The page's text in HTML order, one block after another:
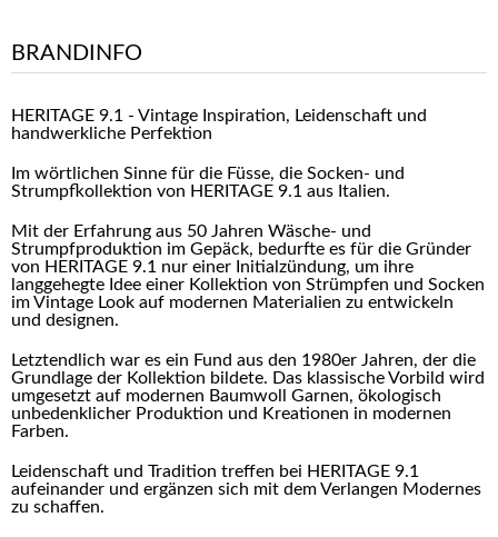
BRANDINFO
HERITAGE 9.1 - Vintage Inspiration, Leidenschaft und
handwerkliche Perfektion
Im wörtlichen Sinne für die Füsse, die Socken- und
Strumpfkollektion von HERITAGE 9.1 aus Italien.
Mit der Erfahrung aus 50 Jahren Wäsche- und
Strumpfproduktion im Gepäck, bedurfte es für die Gründer
von HERITAGE 9.1 nur einer Initialzündung, um ihre
langgehegte Idee einer Kollektion von Strümpfen und Socken
im Vintage Look auf modernen Materialien zu entwickeln
und designen.
Letztendlich war es ein Fund aus den 1980er Jahren, der die
Grundlage der Kollektion bildete. Das klassische Vorbild wird
umgesetzt auf modernen Baumwoll Garnen, ökologisch
unbedenklicher Produktion und Kreationen in modernen
Farben.
Leidenschaft und Tradition treffen bei HERITAGE 9.1
aufeinander und ergänzen sich mit dem Verlangen Modernes
zu schaffen.